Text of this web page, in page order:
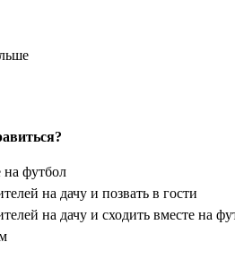
на футбол
на дачу и позвать в гости
на дачу и сходить вместе на